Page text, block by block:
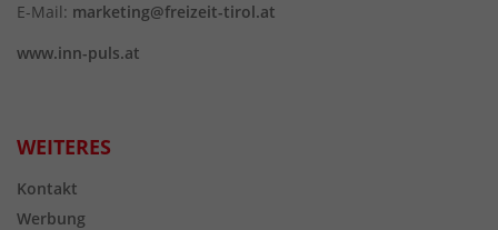
E-Mail: marketing@freizeit-tirol.at
www.inn-puls.at
WEITERES
Kontakt
Werbung